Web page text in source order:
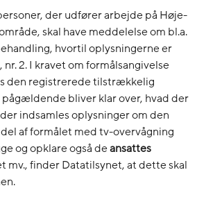
der udfører arbejde på Høje-
skal have meddelelse om bl.a.
hvortil oplysningerne er
nr. 2. I kravet om formålsangivelse
den registrerede tilstrækkelig
bliver klar over, hvad der
indsamles oplysninger om den
af formålet med tv-overvågning
og opklare også deansattes
mv., finder Datatilsynet, at dette skal